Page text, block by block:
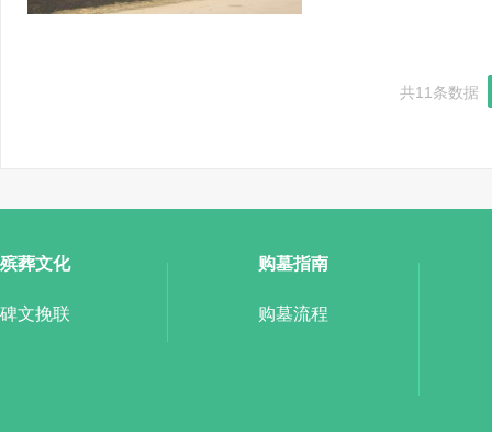
共11条数据
殡葬文化
碑文挽联
购墓指南
购墓流程